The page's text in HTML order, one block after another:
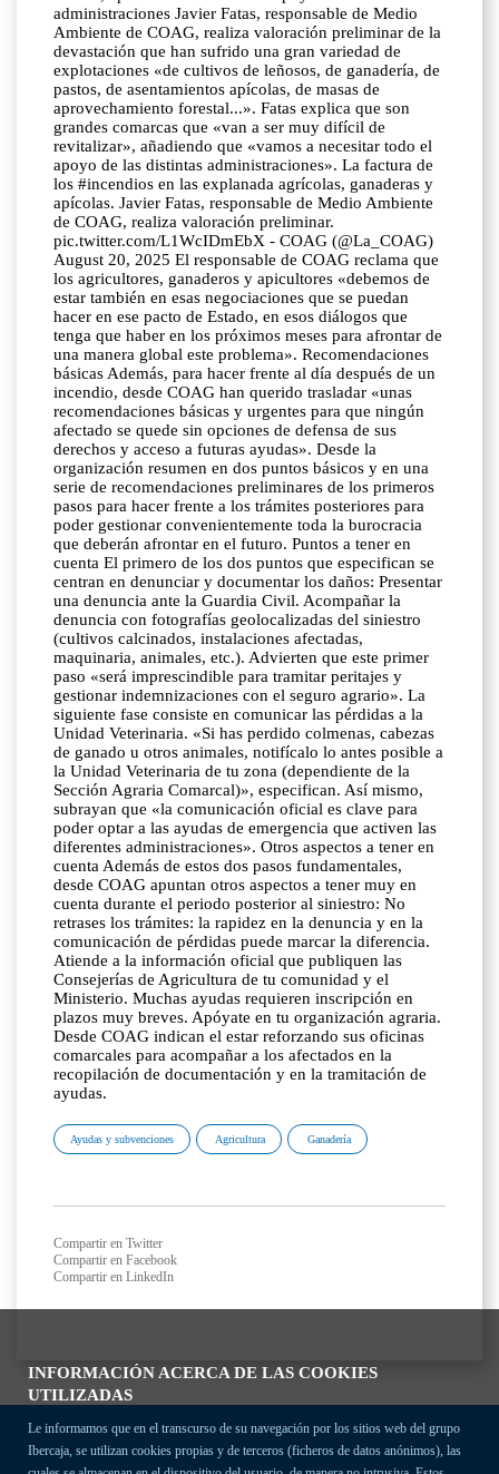
INFORMACIÓN ACERCA DE LAS COOKIES
UTILIZADAS
Le informamos que en el transcurso de su navegación por los sitios web del grupo
Ibercaja, se utilizan cookies propias y de terceros (ficheros de datos anónimos), las
administraciones Javier Fatas, responsable de Medio
Ambiente de COAG, realiza valoración preliminar de la
devastación que han sufrido una gran variedad de
explotaciones «de cultivos de leñosos, de ganadería, de
pastos, de asentamientos apícolas, de masas de
aprovechamiento forestal...». Fatas explica que son
grandes comarcas que «van a ser muy difícil de
revitalizar», añadiendo que «vamos a necesitar todo el
apoyo de las distintas administraciones». La factura de
los #incendios en las explanada agrícolas, ganaderas y
apícolas. Javier Fatas, responsable de Medio Ambiente
de COAG, realiza valoración preliminar.
pic.twitter.com/L1WcIDmEbX - COAG (@La_COAG)
August 20, 2025 El responsable de COAG reclama que
los agricultores, ganaderos y apicultores «debemos de
estar también en esas negociaciones que se puedan
hacer en ese pacto de Estado, en esos diálogos que
tenga que haber en los próximos meses para afrontar de
una manera global este problema». Recomendaciones
básicas Además, para hacer frente al día después de un
incendio, desde COAG han querido trasladar «unas
recomendaciones básicas y urgentes para que ningún
afectado se quede sin opciones de defensa de sus
derechos y acceso a futuras ayudas». Desde la
organización resumen en dos puntos básicos y en una
serie de recomendaciones preliminares de los primeros
pasos para hacer frente a los trámites posteriores para
poder gestionar convenientemente toda la burocracia
que deberán afrontar en el futuro. Puntos a tener en
cuenta El primero de los dos puntos que especifican se
centran en denunciar y documentar los daños: Presentar
una denuncia ante la Guardia Civil. Acompañar la
denuncia con fotografías geolocalizadas del siniestro
(cultivos calcinados, instalaciones afectadas,
maquinaria, animales, etc.). Advierten que este primer
paso «será imprescindible para tramitar peritajes y
gestionar indemnizaciones con el seguro agrario». La
siguiente fase consiste en comunicar las pérdidas a la
Unidad Veterinaria. «Si has perdido colmenas, cabezas
de ganado u otros animales, notifícalo lo antes posible a
la Unidad Veterinaria de tu zona (dependiente de la
Sección Agraria Comarcal)», especifican. Así mismo,
subrayan que «la comunicación oficial es clave para
poder optar a las ayudas de emergencia que activen las
diferentes administraciones». Otros aspectos a tener en
cuenta Además de estos dos pasos fundamentales,
desde COAG apuntan otros aspectos a tener muy en
cuenta durante el periodo posterior al siniestro: No
retrases los trámites: la rapidez en la denuncia y en la
comunicación de pérdidas puede marcar la diferencia.
Atiende a la información oficial que publiquen las
Consejerías de Agricultura de tu comunidad y el
Ministerio. Muchas ayudas requieren inscripción en
plazos muy breves. Apóyate en tu organización agraria.
Desde COAG indican el estar reforzando sus oficinas
comarcales para acompañar a los afectados en la
recopilación de documentación y en la tramitación de
ayudas.
Ayudas y subvenciones Agricultura Ganadería
Compartir en Twitter
Compartir en Facebook
Compartir en LinkedIn